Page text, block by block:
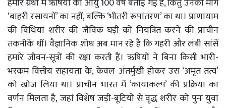
‘बाहरी रसायनों’ का नहीं, बल्कि ‘भीतरी रूपांतरण’ का था। प्राणायाम
की विधियां शरीर की जैविक घड़ी को नियंत्रित करने की प्राचीन
तकनीकें थीं। वैज्ञानिक शोध अब मान रहे हैं कि गहरी और लंबी सांसें
हमारे जीवन-सूत्रों की रक्षा करती हैं। ऋषियों ने बिना किसी भारी-
भरकम वित्तीय सहायता के, केवल अंतर्मुखी होकर उस ‘अमृत तत्व’
को खोज लिया था। प्राचीन भारत में ‘कायाकल्प’ की प्रक्रिया का
वर्णन मिलता है, जहां विशेष जड़ी-बूटियों से वृद्ध शरीर को पुनः युवा